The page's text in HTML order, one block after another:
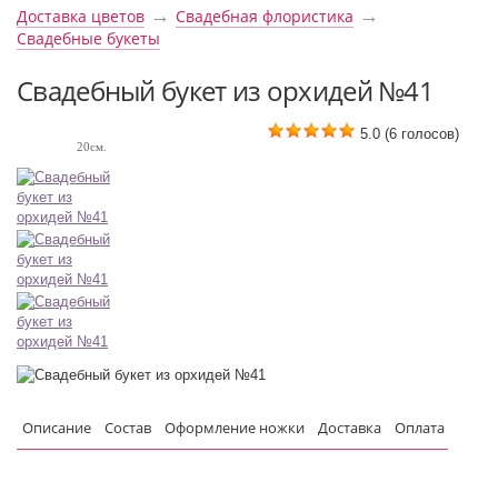
Доставка цветов → Свадебная флористика →
Свадебные букеты
Свадебный букет из орхидей №41
5.0 (6 голосов)
20см.
Описание Состав Оформление ножки Доставка Оплата